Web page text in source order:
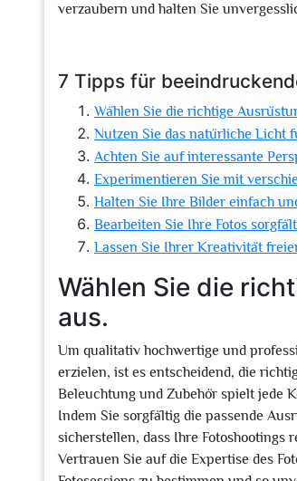
verzaubern und halten Sie
7 Tipps für
Wählen Sie die richtige
Nutzen Sie das natürliche Licht
Achten Sie auf interessante
Experimentieren Sie mit
Halten Sie Ihre Bilder einfach
Bearbeiten Sie Ihre Fotos
Lassen Sie Ihrer Kreativität
Wählen Sie die
aus.
Um qualitativ hochwertige und
erzielen, ist es entscheidend, die
Beleuchtung und Zubehör spielt jede
Indem Sie sorgfältig die passende
sicherstellen, dass Ihre Fotoshootings
Vertrauen Sie auf die Expertise des